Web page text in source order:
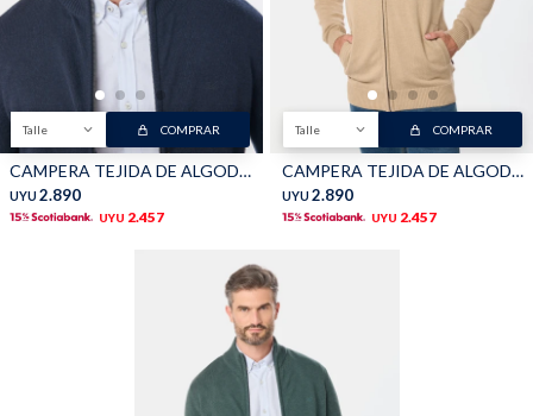
Talle COMPRAR
CAMPERA TEJIDA DE ALGODON - Azul
UYU 2.890
UYU 2.457
Talle COMPRAR
CAMPERA TEJIDA DE ALGODON - Beige
UYU 2.890
UYU 2.457
Camperas Chalecos